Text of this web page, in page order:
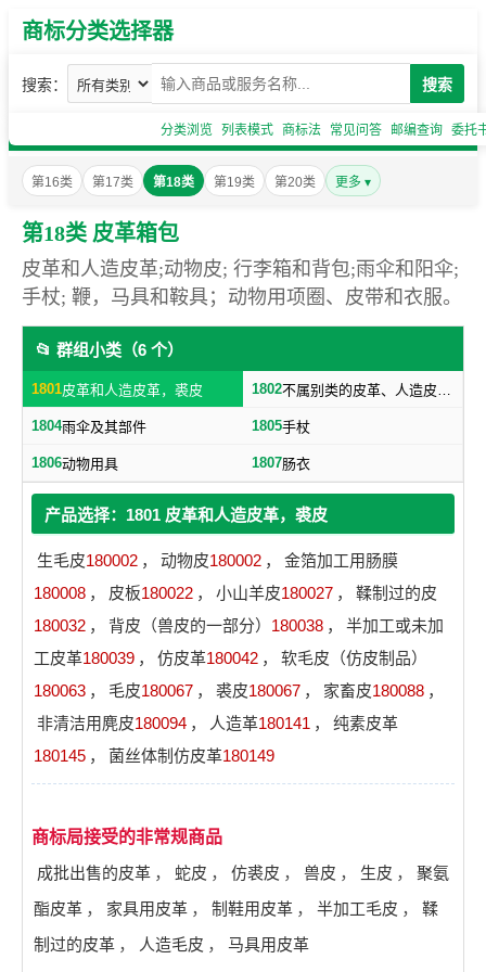
商标分类选择器
搜索： 搜索
分类浏览 列表模式 商标法 常见问答 邮编查询 委托
第16类 第17类 第18类 第19类 第20类 更多 ▾
第18类 皮革箱包
皮革和人造皮革;动物皮; 行李箱和背包;雨伞和阳伞;
手杖; 鞭，马具和鞍具；动物用项圈、皮带和衣服。
📂 群组小类（6 个）
1801皮革和人造皮革，裘皮 1802 不属别类的皮革、人造皮革制品，箱子及旅行袋，日用革制品
1804雨伞及其部件 1805手杖
1806动物用具 1807肠衣
产品选择：1801 皮革和人造皮革，裘皮
生毛皮180002 ， 动物皮180002 ，
金箔加工用肠膜
180008 ， 皮板180022 ， 小山羊皮180027 ，
鞣制过的皮
180032 ， 背皮（兽皮的一部分） 180038 ，
半加工或未加
工皮革180039 ， 仿皮革180042 ，
软毛皮（仿皮制品）
180063 ， 毛皮180067 ， 裘皮180067 ， 家畜皮180088 ，
非清洁用麂皮180094 ， 人造革180141 ，
纯素皮革
180145 ， 菌丝体制仿皮革180149
商标局接受的非常规商品
成批出售的皮革 ， 蛇皮 ， 仿裘皮 ， 兽皮 ， 生皮 ，
聚氨
酯皮革 ， 家具用皮革 ， 制鞋用皮革 ， 半加工毛皮 ，
鞣
制过的皮革 ， 人造毛皮 ， 马具用皮革